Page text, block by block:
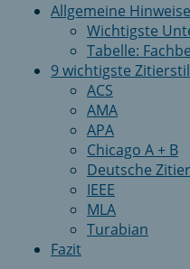
Allgemeine Hinweise
Wichtigste
Tabelle:
9 wichtigste
ACS
AMA
APA
Chicago A + B
Deutsche
IEEE
MLA
Turabian
Fazit